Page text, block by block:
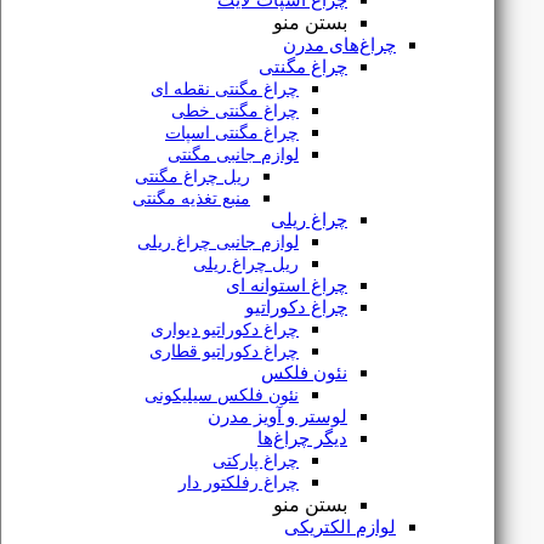
پیگیری سفارش
قوانین و مقررات
و مجوز ها
بستن منو
چراغ‌های مدرن
چراغ مگنتی
چراغ مگنتی نقطه ای
چراغ مگنتی خطی
چراغ مگنتی اسپات
لوازم جانبی مگنتی
ریل چراغ مگنتی
منبع تغذیه مگنتی
چراغ ریلی
لوازم جانبی چراغ ریلی
ریل چراغ ریلی
چراغ استوانه ای
چراغ دکوراتیو
چراغ دکوراتیو دیواری
چراغ دکوراتیو قطاری
نئون فلکس
نئون فلکس سیلیکونی
لوستر و آویز مدرن
دیگر چراغ‌ها
چراغ پارکتی
چراغ رفلکتور دار
بستن منو
لوازم الکتریکی